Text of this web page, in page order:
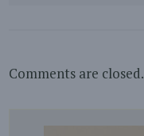
Comments are closed.